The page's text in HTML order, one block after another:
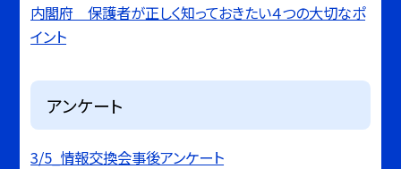
内閣府 保護者が正しく知っておきたい４つの大切なポ
イント
アンケート
3/5_情報交換会事後アンケート